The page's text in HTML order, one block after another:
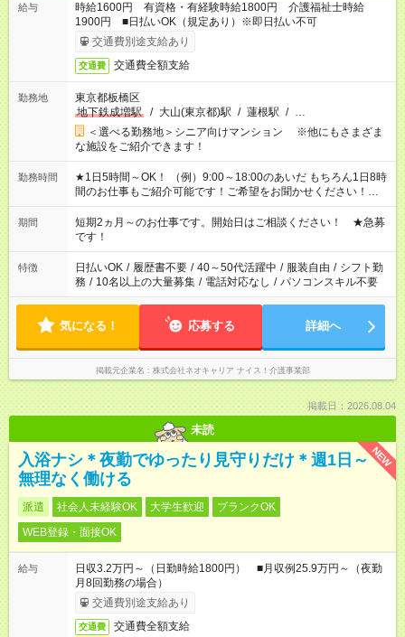
給与
時給1600円 有資格・有経験時給1800円 介護福祉士時給
1900円 ■日払いOK（規定あり）※即日払い不可
交通費別途支給あり
交通費 交通費全額支給
勤務地
東京都板橋区
地下鉄成増駅
/ 大山(東京都)駅 / 蓮根駅 / …
＜選べる勤務地＞シニア向けマンション ※他にもさまざま
な施設をご紹介できます！
勤務時間
★1日5時間～OK！ （例）9:00～18:00のあいだ もちろん1日8時
間のお仕事もご紹介可能です！ご希望をお聞かせください！★家
庭の都合でお休みが必要な場合も遠慮なくご相談ください。 ※
週最低15時間以上の勤務が必要です
期間
短期2ヵ月～のお仕事です。開始日はご相談ください！ ★急募
です！
特徴 日払いOK / 履歴書不要 / 40～50代活躍中 / 服装自由 / シフト勤
務 / 10名以上の大量募集 / 電話対応なし / パソコンスキル不要
気になる！ 応募する 詳細へ
掲載元企業名 株式会社ネオキャリア ナイス！介護事業部
掲載日：2026.08.04
未読
NEW
入浴ナシ＊夜勤でゆったり見守りだけ＊週1日～
無理なく働ける
派遣 社会人未経験OK 大学生歓迎
ブランクOK
WEB登録・面接OK
給与
日収3.2万円～（日勤時給1800円） ■月収例25.9万円～（夜勤
月8回勤務の場合）
交通費別途支給あり
交通費 交通費全額支給